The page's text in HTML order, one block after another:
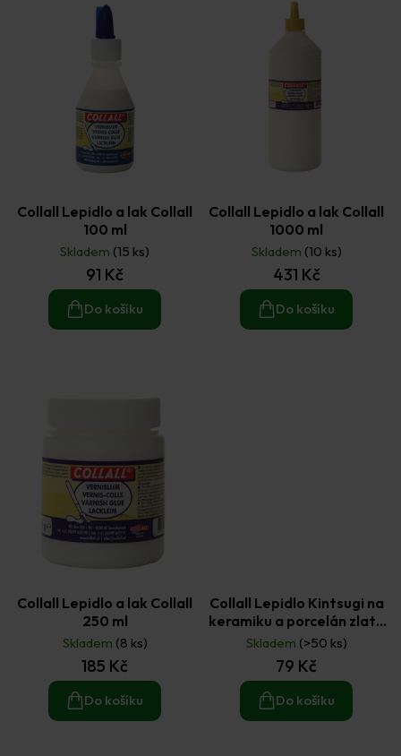
Collall Lepidlo a lak Collall
100 ml
Skladem (15 ks)
91 Kč
Do košíku
Collall Lepidlo a lak Collall
1000 ml
Skladem (10 ks)
431 Kč
Do košíku
Collall Lepidlo a lak Collall
250 ml
Skladem (8 ks)
185 Kč
Do košíku
Collall Lepidlo Kintsugi na
keramiku a porcelán zlatá
25 g
Skladem (>50 ks)
79 Kč
Do košíku